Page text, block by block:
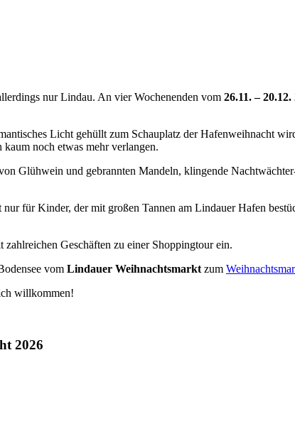
nur Lindau. An vier Wochenenden vom 26.11. – 20.12.
Licht gehüllt zum Schauplatz der Hafenweihnacht
noch etwas mehr verlangen.
Glühwein und gebrannten Mandeln, klingende
für Kinder, der mit großen Tannen am Lindauer Hafen
Geschäften zu einer Shoppingtour ein.
vom Lindauer Weihnachtsmarkt zum
willkommen!
2026